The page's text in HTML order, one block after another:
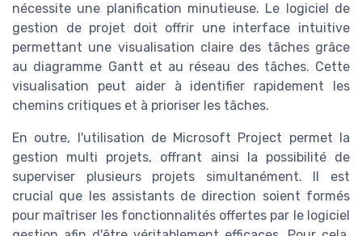
nécessite une planification minutieuse. Le logiciel de
gestion de projet doit offrir une interface intuitive
permettant une visualisation claire des tâches grâce
au diagramme Gantt et au réseau des tâches. Cette
visualisation peut aider à identifier rapidement les
chemins critiques et à prioriser les tâches.
En outre, l'utilisation de Microsoft Project permet la
gestion multi projets, offrant ainsi la possibilité de
superviser plusieurs projets simultanément. Il est
crucial que les assistants de direction soient formés
pour maîtriser les fonctionnalités offertes par le logiciel